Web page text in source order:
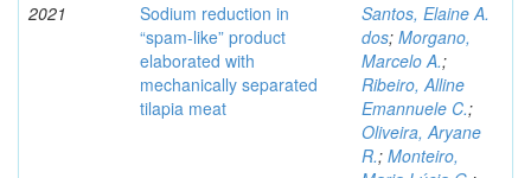
2021
Sodium reduction in
“spam-like” product
elaborated with
mechanically separated
tilapia meat
Santos, Elaine A.
dos; Morgano,
Marcelo A.;
Ribeiro, Alline
Emannuele C.;
Oliveira, Aryane
R.; Monteiro,